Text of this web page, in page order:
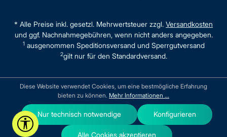
* Alle Preise inkl. gesetzl. Mehrwertsteuer zzgl. Versandkosten
und ggf. Nachnahmegebühren, wenn nicht anders angegeben.
1ausgenommen Speditionsversand und Sperrgutversand
2gilt nur für den Standardversand.
Werkzeugleiste anzeigen
Diese Website verwendet Cookies, um eine bestmögliche Erfahrung
bieten zu können. Mehr Informationen ...
Nur technisch notwendige Konfigurieren
Alle Cookies akzeptieren